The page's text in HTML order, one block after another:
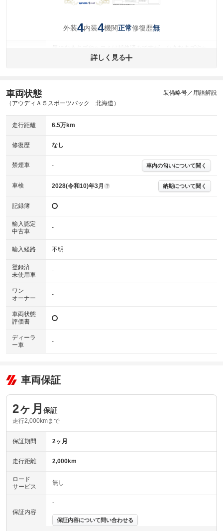
外装4内装4機関正常修復歴無
コミが残っています。
(内装状態)
機関 主要機関に不具合はありません。
修復歴 詳細は鑑定書をご確認ください。
※グー鑑定は保証サービスではございません。購入時は必ず現車をご確認
※実際にお渡しするコンディションチェックシートにつきましては、形式
※グー鑑定の評価はあくまでも記載している鑑定日の鑑定結果となりま
す。車両情報等の詳細は各販売店へお問い合わせ下さい。
詳しく見る
車両状態
（アウディＡ５スポーツバック 北海道）
装備略号／用語解説
走行距離 6.5万km
修復歴 なし
禁煙車 - 車内の匂いについて聞く
車検 2028(令和10)年3月 ? 納期について聞く
記録簿
輸入認定
中古車
-
輸入経路 不明
登録済
未使用車
-
ワン
オーナー
-
車両状態
評価書
ディーラ
ー車
-
車両保証
2ヶ月 保証
走行2,000kmまで
保証期間 2ヶ月
走行距離 2,000km
ロード
サービス
無し
保証内容
-
保証内容について問い合わせる